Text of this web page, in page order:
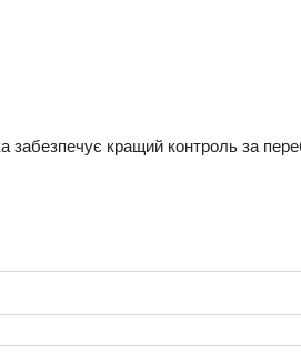
забезпечує кращий контроль за